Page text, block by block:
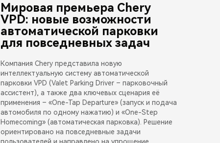
Мировая премьера Chery
VPD: новые возможности
автоматической парковки
для повседневных задач
Компания Chery представила новую
интеллектуальную систему автоматической
парковки VPD (Valet Parking Driver – парковочный
ассистент), а также два ключевых сценария её
применения – «One-Tap Departure» (запуск и подача
автомобиля по одному нажатию) и «One-Step
Homecoming» (автоматическая парковка). Решение
ориентировано на повседневные задачи
пользователей и направлено на упрощение